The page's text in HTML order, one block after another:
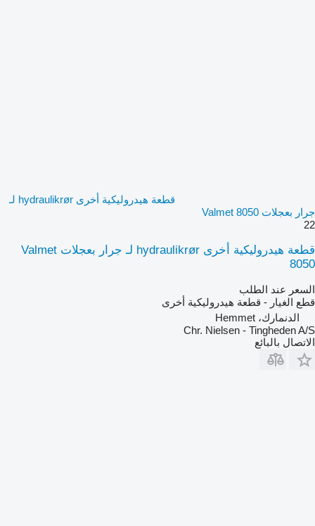
قطعة هيدروليكية أخرى hydraulikrør لـ
جرار بعجلات Valmet 8050
22
قطعة هيدروليكية أخرى hydraulikrør لـ جرار بعجلات Valmet
8050
السعر عند الطلب
قطع الغيار - قطعة هيدروليكية أخرى
الدنمارك، Hemmet
Chr. Nielsen - Tingheden A/S
الاتصال بالبائع